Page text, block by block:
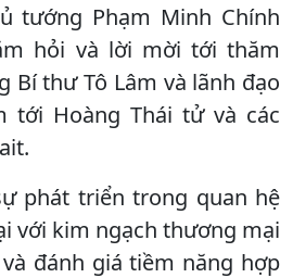
tướng Phạm Minh Chính
hỏi và lời mời tới thăm
Bí thư Tô Lâm và lãnh đạo
tới Hoàng Thái tử và các
phát triển trong quan hệ
với kim ngạch thương mại
đánh giá tiềm năng hợp